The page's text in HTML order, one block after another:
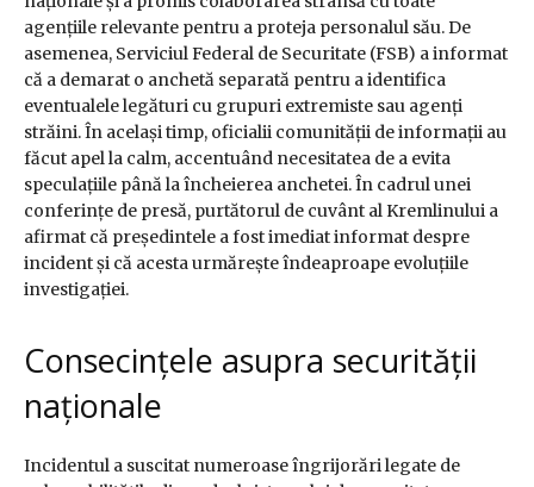
agențiile relevante pentru a proteja personalul său. De
asemenea, Serviciul Federal de Securitate (FSB) a informat
că a demarat o anchetă separată pentru a identifica
eventualele legături cu grupuri extremiste sau agenți
străini. În același timp, oficialii comunității de informații au
făcut apel la calm, accentuând necesitatea de a evita
speculațiile până la încheierea anchetei. În cadrul unei
conferințe de presă, purtătorul de cuvânt al Kremlinului a
afirmat că președintele a fost imediat informat despre
incident și că acesta urmărește îndeaproape evoluțiile
investigației.
Consecințele asupra securității
naționale
Incidentul a suscitat numeroase îngrijorări legate de